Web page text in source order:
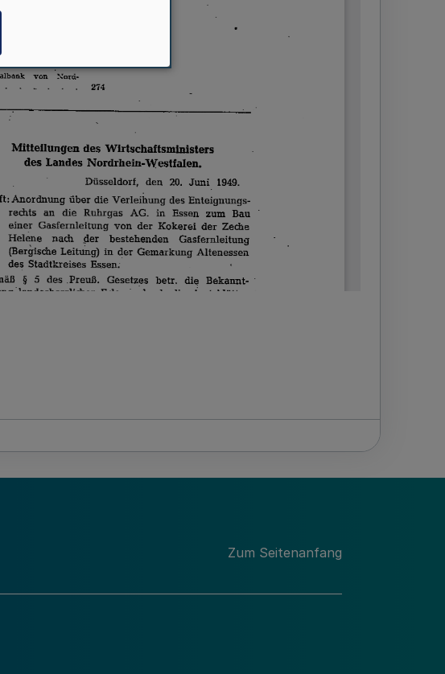
Zum Seitenanfang